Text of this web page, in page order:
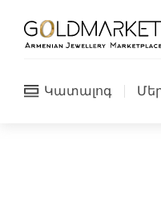
Կատալոգ